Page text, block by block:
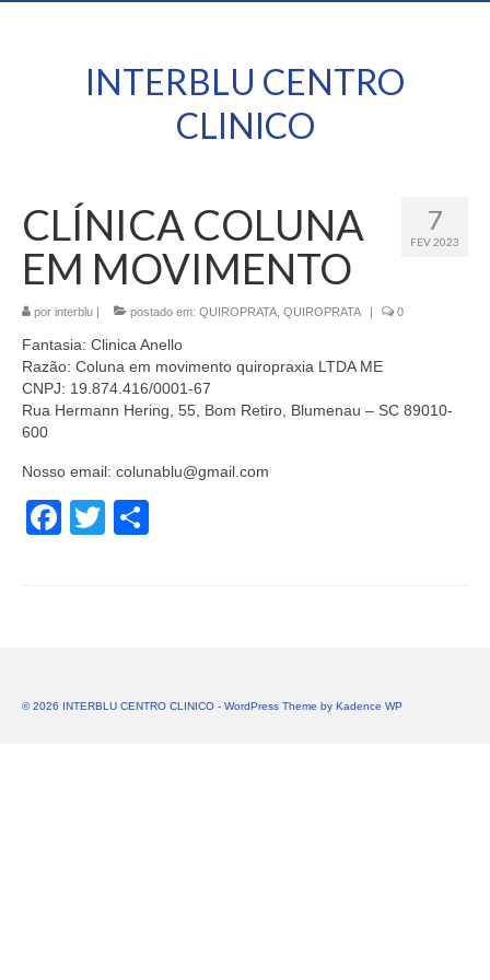
INTERBLU CENTRO
CLINICO
7
FEV 2023
CLÍNICA COLUNA
EM MOVIMENTO
por interblu | postado em: QUIROPRATA QUIROPRATA | 0
Fantasia: Clinica Anello
Razão: Coluna em movimento quiropraxia LTDA ME
CNPJ: 19.874.416/0001-67
Rua Hermann Hering, 55, Bom Retiro, Blumenau – SC 89010-
600
Nosso email: colunablu@gmail.com
Facebook
Twitter
© 2026 INTERBLU CENTRO CLINICO - WordPress Theme by Kadence WP